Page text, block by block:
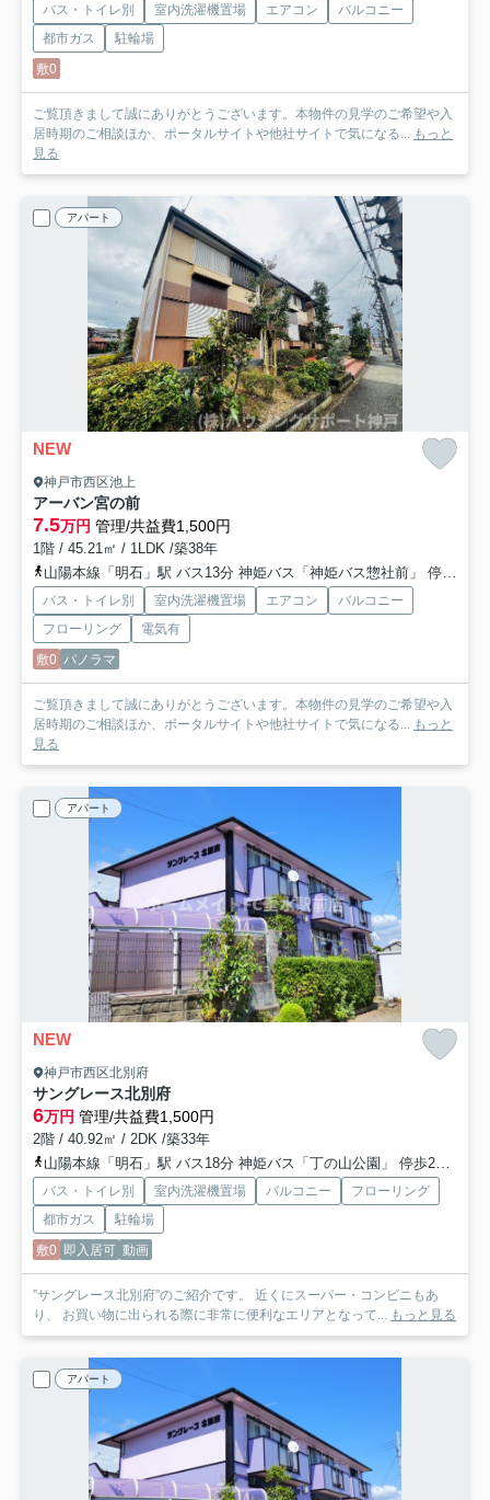
バス・トイレ別 室内洗濯機置場 エアコン
バルコニー
都市ガス
駐輪場
敷0
ご覧頂きまして誠にありがとうございます。本物件の見学のご希望や入
居時期のご相談ほか、ポータルサイトや他社サイトで気になる...
もっと
見る
アパート
NEW
神戸市西区池上
アーバン宮の前
7.5万円 管理/共益費1,500円
1階 / 45.21㎡ / 1LDK /築38年
山陽本線「明石」駅 バス13分 神姫バス「神姫バス惣社前」 停歩5分
バス・トイレ別 室内洗濯機置場 エアコン
バルコニー
フローリング
電気有
敷0 パノラマ
ご覧頂きまして誠にありがとうございます。本物件の見学のご希望や入
居時期のご相談ほか、ポータルサイトや他社サイトで気になる...
もっと
見る
アパート
NEW
神戸市西区北別府
サングレース北別府
6万円 管理/共益費1,500円
2階 / 40.92㎡ / 2DK /築33年
山陽本線「明石」駅 バス18分 神姫バス「丁の山公園」 停歩2分
バス・トイレ別 室内洗濯機置場 バルコニー
フローリング
都市ガス
駐輪場
敷0 即入居可 動画
”サングレース北別府”のご紹介です。 近くにスーパー・コンビニもあ
り、 お買い物に出られる際に非常に便利なエリアとなって...
もっと見る
アパート